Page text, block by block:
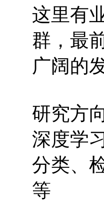
这里有
群，最
广阔的
研究方
深度学
分类、
等